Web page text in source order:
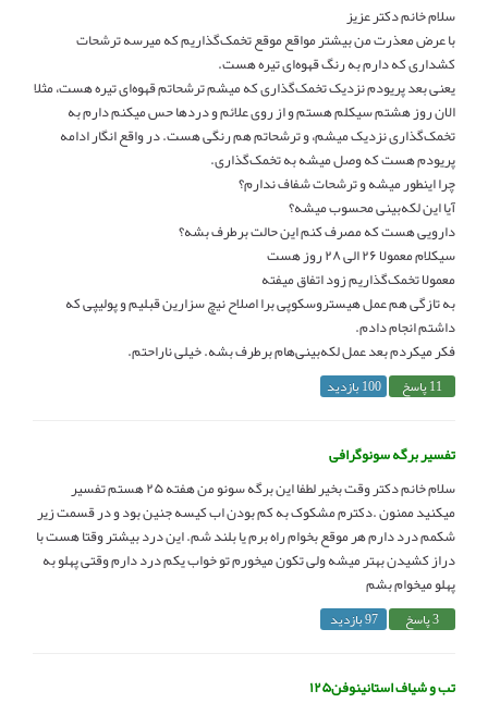
سلام خانم دکتر عزیز
با عرض معذرت من بیشتر مواقع موقع تخمک‌گذاریم که میرسه ترشحات
کشداری که دارم به رنگ قهوه‌ای تیره هست.
یعنی بعد پریودم نزدیک تخمک‌گذاری که میشم ترشحاتم قهوه‌ای تیره هست، مثلا
الان روز هشتم سیکلم هستم و از روی علائم و دردها حس میکنم دارم به
تخمک‌گذاری نزدیک میشم، و ترشحاتم هم رنگی هست. در واقع انگار ادامه
پریودم هست که وصل میشه به تخمک‌گذاری.
چرا اینطور میشه و ترشحات شفاف ندارم؟
آیا این لکه‌بینی محسوب میشه؟
دارویی هست که مصرف کنم این حالت برطرف بشه؟
سیکلام معمولا ۲۶ الی ۲۸ روز هست
معمولا تخمک‌گذاریم زود اتفاق میفته
به تازگی هم عمل هیستروسکوپی برا اصلاح نیچ سزارین قبلیم و پولیپی که
داشتم انجام دادم.
فکر میکردم بعد عمل لکه‌بینی‌هام برطرف بشه. خیلی ناراحتم.
11 پاسخ 100 بازدید
تفسیر برگه سونوگرافی
سلام خانم دکتر وقت بخیر لطفا این برگه سونو من هفته ۲۵ هستم تفسیر
میکنید ممنون .دکترم مشکوک به کم بودن اب کیسه جنین بود و در قسمت زیر
شکمم درد دارم هر موقع بخوام راه برم یا بلند شم. این درد بیشتر وقتا هست با
دراز کشیدن بهتر میشه ولی تکون میخورم تو خواب یکم درد دارم وقتی پهلو به
پهلو میخوام بشم
3 پاسخ 97 بازدید
تب و شیاف استانینوفن۱۲۵